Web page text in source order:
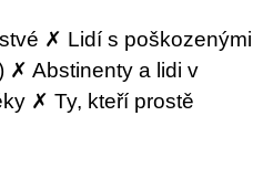
✗ Lidí s poškozenými
✗ Abstinenty a lidi v
✗ Ty, kteří prostě